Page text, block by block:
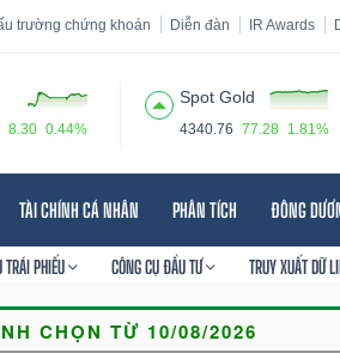
trường chứng khoán Diễn đàn IR Awards
8.30 0.44%
Spot Gold
4340.76 77.28 1.81%
TÀI CHÍNH CÁ NHÂN PHÂN TÍCH ĐÔNG
TRÁI PHIẾU CÔNG CỤ ĐẦU TƯ TRUY XUẤT DỮ